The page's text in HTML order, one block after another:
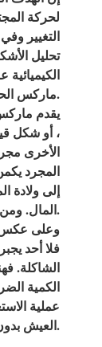
لحركة
التغيير
تحليل
ماركس الحركة من البسيط إلى المعقد ، ومن المجرد إلى الملموس.
يقدم ماركس
، أو شكل
الأخرى
المجرد
إلى ولادة
المال. ومن هنا – فإن القانون الأساسي للرأسمالية – نظرية فائض القيمة ، تكشف جوهر الاستغلال.
وعلى عكس
فلا أحد
الشاكلة.
الكمية
عملية
العيش بدون وسائل العيش.